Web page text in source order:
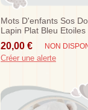
Mots D'enfants Sos
Lapin Plat Bleu Etoiles
20,00 € NON
Créer une alerte